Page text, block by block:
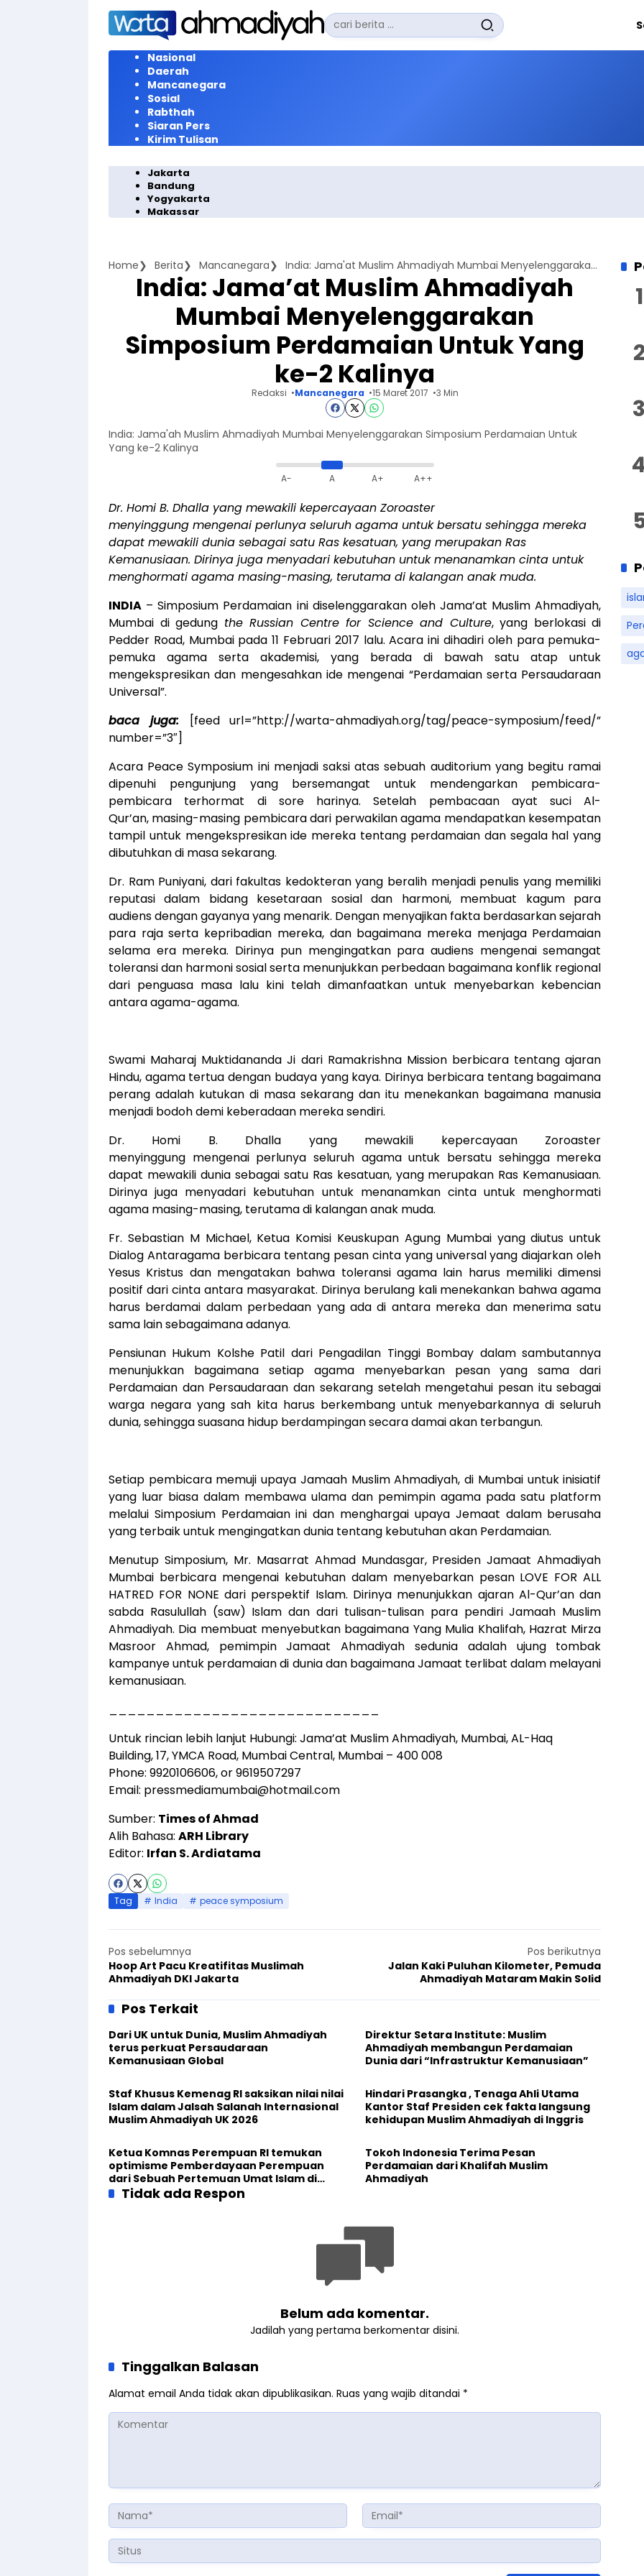
Langsung
konten
Pencarian
untuk:
Nasional
Daerah
Mancanegara
Sosial
Rabthah
Siaran Pers
Kirim Tulisan
Jakarta
Bandung
Yogyakarta
Makassar
Home Berita Mancanegara India: Jama'at Muslim Ahmadiyah Mumbai Menyelenggarakan Simposium Perdamaian Untuk Yang ke-2 Kalinya
India: Jama’at Muslim Ahmadiyah
Mumbai Menyelenggarakan
Simposium Perdamaian Untuk Yang
ke-2 Kalinya
Redaksi Mancanegara 15 Maret 2017 3 Min
India: Jama'ah Muslim Ahmadiyah Mumbai Menyelenggarakan Simposium Perdamaian Untuk
Yang ke-2 Kalinya
A- A A+ A++
Dr. Homi B. Dhalla yang mewakili kepercayaan Zoroaster
menyinggung mengenai perlunya seluruh agama untuk bersatu sehingga mereka
dapat mewakili dunia sebagai satu Ras kesatuan, yang merupakan Ras
Kemanusiaan. Dirinya juga menyadari kebutuhan untuk menanamkan cinta untuk
menghormati agama masing-masing, terutama di kalangan anak muda.
INDIA – Simposium Perdamaian ini diselenggarakan oleh Jama’at Muslim Ahmadiyah,
Mumbai di gedung the Russian Centre for Science and Culture, yang berlokasi di
Pedder Road, Mumbai pada 11 Februari 2017 lalu. Acara ini dihadiri oleh para pemuka-
pemuka agama serta akademisi, yang berada di bawah satu atap untuk
mengekspresikan dan mengesahkan ide mengenai “Perdamaian serta Persaudaraan
Universal”.
baca juga:
[feed url=”http://warta-ahmadiyah.org/tag/peace-symposium/feed/”
number=”3″]
Acara Peace Symposium ini menjadi saksi atas sebuah auditorium yang begitu ramai
dipenuhi pengunjung yang bersemangat untuk mendengarkan pembicara-
pembicara terhormat di sore harinya. Setelah pembacaan ayat suci Al-
Qur’an, masing-masing pembicara dari perwakilan agama mendapatkan kesempatan
tampil untuk mengekspresikan ide mereka tentang perdamaian dan segala hal yang
dibutuhkan di masa sekarang.
Dr. Ram Puniyani, dari fakultas kedokteran yang beralih menjadi penulis yang memiliki
reputasi dalam bidang kesetaraan sosial dan harmoni, membuat kagum para
audiens dengan gayanya yang menarik. Dengan menyajikan fakta berdasarkan sejarah
para raja serta kepribadian mereka, dan bagaimana mereka menjaga Perdamaian
selama era mereka. Dirinya pun mengingatkan para audiens mengenai semangat
toleransi dan harmoni sosial serta menunjukkan perbedaan bagaimana konflik regional
dari penguasa masa lalu kini telah dimanfaatkan untuk menyebarkan kebencian
antara agama-agama.
Swami Maharaj Muktidananda Ji dari Ramakrishna Mission berbicara tentang ajaran
Hindu, agama tertua dengan budaya yang kaya. Dirinya berbicara tentang bagaimana
perang adalah kutukan di masa sekarang dan itu menekankan bagaimana manusia
menjadi bodoh demi keberadaan mereka sendiri.
Dr. Homi B. Dhalla yang mewakili kepercayaan Zoroaster
menyinggung mengenai perlunya seluruh agama untuk bersatu sehingga mereka
dapat mewakili dunia sebagai satu Ras kesatuan, yang merupakan Ras Kemanusiaan.
Dirinya juga menyadari kebutuhan untuk menanamkan cinta untuk menghormati
agama masing-masing, terutama di kalangan anak muda.
Fr. Sebastian M Michael, Ketua Komisi Keuskupan Agung Mumbai yang diutus untuk
Dialog Antaragama berbicara tentang pesan cinta yang universal yang diajarkan oleh
Yesus Kristus dan mengatakan bahwa toleransi agama lain harus memiliki dimensi
positif dari cinta antara masyarakat. Dirinya berulang kali menekankan bahwa agama
harus berdamai dalam perbedaan yang ada di antara mereka dan menerima satu
sama lain sebagaimana adanya.
Pensiunan Hukum Kolshe Patil dari Pengadilan Tinggi Bombay dalam sambutannya
menunjukkan bagaimana setiap agama menyebarkan pesan yang sama dari
Perdamaian dan Persaudaraan dan sekarang setelah mengetahui pesan itu sebagai
warga negara yang sah kita harus berkembang untuk menyebarkannya di seluruh
dunia, sehingga suasana hidup berdampingan secara damai akan terbangun.
Setiap pembicara memuji upaya Jamaah Muslim Ahmadiyah, di Mumbai untuk inisiatif
yang luar biasa dalam membawa ulama dan pemimpin agama pada satu platform
melalui Simposium Perdamaian ini dan menghargai upaya Jemaat dalam berusaha
yang terbaik untuk mengingatkan dunia tentang kebutuhan akan Perdamaian.
Menutup Simposium, Mr. Masarrat Ahmad Mundasgar, Presiden Jamaat Ahmadiyah
Mumbai berbicara mengenai kebutuhan dalam menyebarkan pesan LOVE FOR ALL
HATRED FOR NONE dari perspektif Islam. Dirinya menunjukkan ajaran Al-Qur’an dan
sabda Rasulullah (saw) Islam dan dari tulisan-tulisan para pendiri Jamaah Muslim
Ahmadiyah. Dia membuat menyebutkan bagaimana Yang Mulia Khalifah, Hazrat Mirza
Masroor Ahmad, pemimpin Jamaat Ahmadiyah sedunia adalah ujung tombak
kampanye untuk perdamaian di dunia dan bagaimana Jamaat terlibat dalam melayani
kemanusiaan.
Untuk rincian lebih lanjut Hubungi: Jama’at Muslim Ahmadiyah, Mumbai, AL-Haq
Building, 17, YMCA Road, Mumbai Central, Mumbai – 400 008
Phone: 9920106606, or 9619507297
Email: pressmediamumbai@hotmail.com
Sumber: Times of Ahmad
Alih Bahasa: ARH Library
Editor: Irfan S. Ardiatama
Tag India peace symposium
Pos sebelumnya
Hoop Art Pacu Kreatifitas Muslimah
Ahmadiyah DKI Jakarta
Pos berikutnya
Jalan Kaki Puluhan Kilometer, Pemuda
Ahmadiyah Mataram Makin Solid
Pos Terkait
Dari UK untuk Dunia, Muslim Ahmadiyah
terus perkuat Persaudaraan
Kemanusiaan Global
Direktur Setara Institute: Muslim
Ahmadiyah membangun Perdamaian
Dunia dari “Infrastruktur Kemanusiaan”
Staf Khusus Kemenag RI saksikan nilai nilai
Islam dalam Jalsah Salanah Internasional
Muslim Ahmadiyah UK 2026
Hindari Prasangka , Tenaga Ahli Utama
Kantor Staf Presiden cek fakta langsung
kehidupan Muslim Ahmadiyah di Inggris
Ketua Komnas Perempuan RI temukan
optimisme Pemberdayaan Perempuan
dari Sebuah Pertemuan Umat Islam di
Inggris
Tokoh Indonesia Terima Pesan
Perdamaian dari Khalifah Muslim
Ahmadiyah
Tidak ada Respon
Belum ada komentar.
Jadilah yang pertama berkomentar disini.
Tinggalkan Balasan
Alamat email Anda tidak akan dipublikasikan. Ruas yang wajib ditandai *